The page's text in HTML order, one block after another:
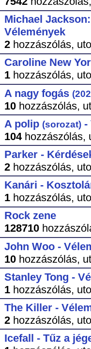
Michael
Vélemények
2hozzászólás,
Caroline New
1hozzászólás,
A nagy fogás
10hozzászólás,
A polip (sorozat)-
104hozzászólás,
Parker -
2hozzászólás,
Kanári -
1hozzászólás,
Rock zene
128710
John Woo -
10hozzászólás,
Stanley Tong -
1hozzászólás,
The Killer -
2hozzászólás,
Icefall - Tűz a